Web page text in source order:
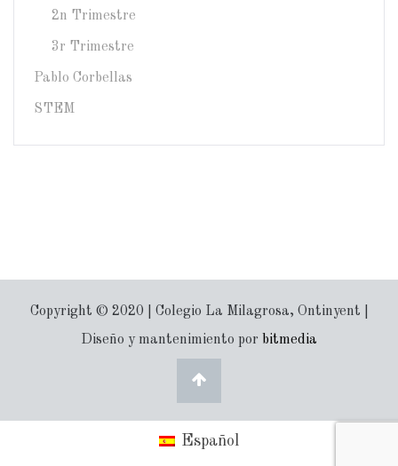
2n Trimestre
3r Trimestre
Pablo Corbellas
STEM
Copyright © 2020 | Colegio La Milagrosa, Ontinyent |
Diseño y mantenimiento por bitmedia
Español